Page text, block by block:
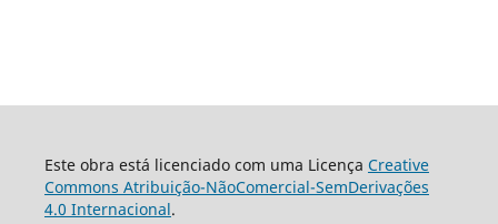
Este obra está licenciado com uma Licença Creative
Commons Atribuição-NãoComercial-SemDerivações
4.0 Internacional.